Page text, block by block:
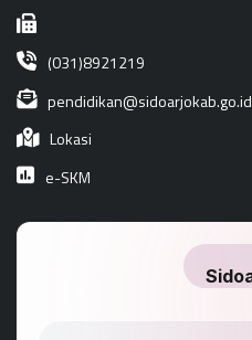
(031)8921219
pendidikan@sidoarjokab.go.id
Lokasi
e-SKM